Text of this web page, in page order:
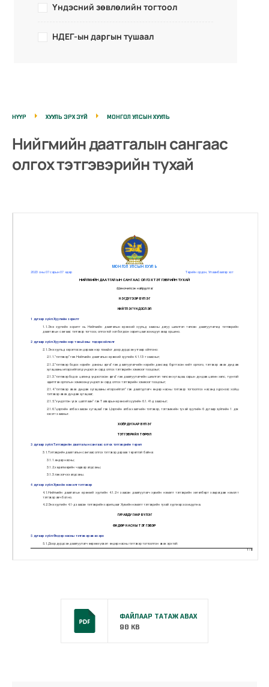
Үндэсний зөвлөлийн тогтоол
НДЕГ-ын даргын тушаал
НҮҮР ХУУЛЬ ЭРХ ЗҮЙ МОНГОЛ УЛСЫН ХУУЛЬ
Нийгмийн даатгалын сангаас
олгох тэтгэвэрийн тухай
ФАЙЛААР ТАТАЖ АВАХ
90 KB